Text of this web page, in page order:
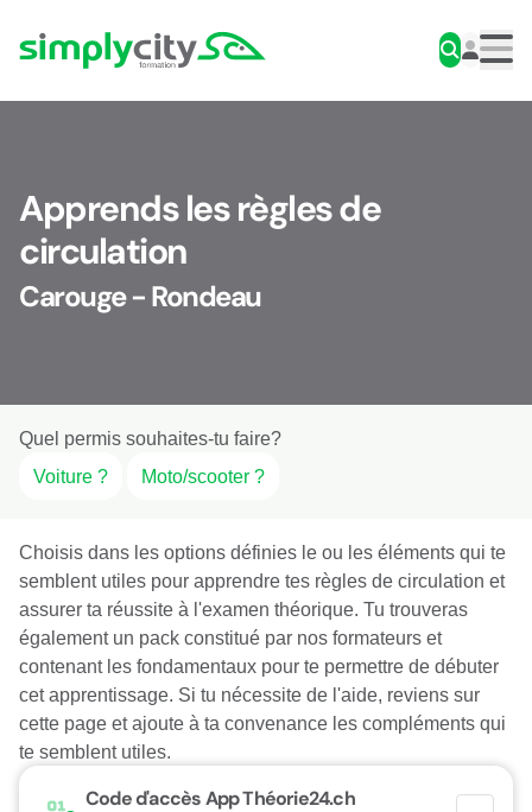
Simplycity
Apprends les règles de
circulation
Carouge - Rondeau
Quel permis souhaites-tu faire?
Voiture ?
Moto/scooter ?
Choisis dans les options définies le ou les éléments qui te
semblent utiles pour apprendre tes règles de circulation et
assurer ta réussite à l'examen théorique. Tu trouveras
également un pack constitué par nos formateurs et
contenant les fondamentaux pour te permettre de débuter
cet apprentissage. Si tu nécessite de l'aide, reviens sur
cette page et ajoute à ta convenance les compléments qui
te semblent utiles.
Code d'accès App Théorie24.ch